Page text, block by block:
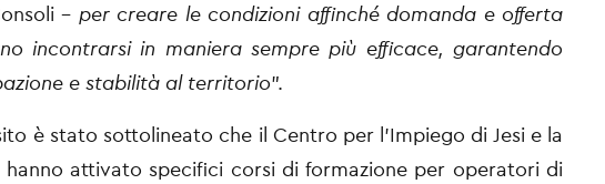
– per creare le condizioni affinché domanda e offerta
incontrarsi in maniera sempre più efficace, garantendo
e stabilità al territorio”.
è stato sottolineato che il Centro per l’Impiego di Jesi e la
hanno attivato specifici corsi di formazione per operatori di